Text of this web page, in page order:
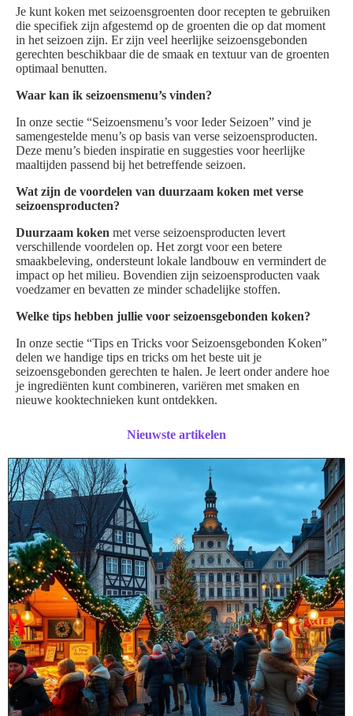
Je kunt koken met seizoensgroenten door recepten te gebruiken
die specifiek zijn afgestemd op de groenten die op dat moment
in het seizoen zijn. Er zijn veel heerlijke seizoensgebonden
gerechten beschikbaar die de smaak en textuur van de groenten
optimaal benutten.
Waar kan ik seizoensmenu’s vinden?
In onze sectie “Seizoensmenu’s voor Ieder Seizoen” vind je
samengestelde menu’s op basis van verse seizoensproducten.
Deze menu’s bieden inspiratie en suggesties voor heerlijke
maaltijden passend bij het betreffende seizoen.
Wat zijn de voordelen van duurzaam koken met verse
seizoensproducten?
Duurzaam koken met verse seizoensproducten levert
verschillende voordelen op. Het zorgt voor een betere
smaakbeleving, ondersteunt lokale landbouw en vermindert de
impact op het milieu. Bovendien zijn seizoensproducten vaak
voedzamer en bevatten ze minder schadelijke stoffen.
Welke tips hebben jullie voor seizoensgebonden koken?
In onze sectie “Tips en Tricks voor Seizoensgebonden Koken”
delen we handige tips en tricks om het beste uit je
seizoensgebonden gerechten te halen. Je leert onder andere hoe
je ingrediënten kunt combineren, variëren met smaken en
nieuwe kooktechnieken kunt ontdekken.
Nieuwste artikelen